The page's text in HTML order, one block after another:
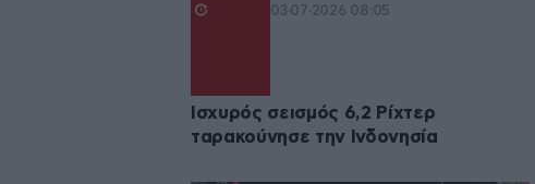
03·07·2026 08:05
Ισχυρός σεισμός 6,2 Ρίχτερ
ταρακούνησε την Ινδονησία